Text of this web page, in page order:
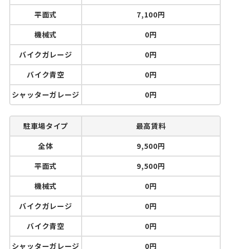
平面式
7,100円
機械式
0円
バイクガレージ
0円
バイク青空
0円
シャッターガレージ
0円
駐車場タイプ
最高賃料
全体
9,500円
平面式
9,500円
機械式
0円
バイクガレージ
0円
バイク青空
0円
シャッターガレージ
0円